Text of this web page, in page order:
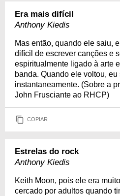
Era mais difícil
Anthony Kiedis
Mas então, quando ele saiu,
difícil de escrever canções e
espiritualmente ligado à arte
banda. Quando ele voltou, eu
instantaneamente. (Sobre a
John Frusciante ao RHCP)
COPIAR
Estrelas do rock
Anthony Kiedis
Keith Moon, pois ele era
cercado por adultos quando